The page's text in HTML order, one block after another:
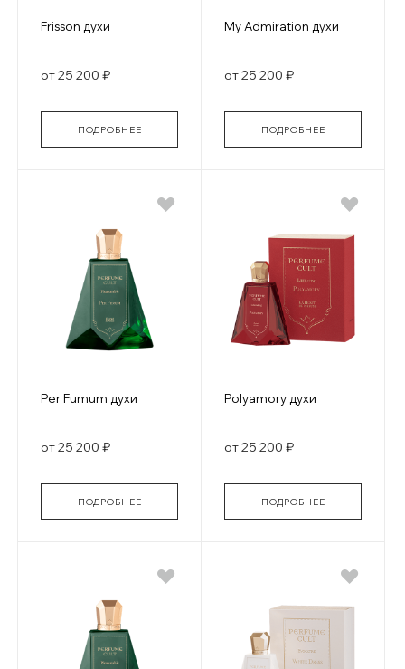
Frisson духи
от 25 200 ₽
ПОДРОБНЕЕ
My Admiration духи
от 25 200 ₽
ПОДРОБНЕЕ
Per Fumum духи
от 25 200 ₽
ПОДРОБНЕЕ
Polyamory духи
от 25 200 ₽
ПОДРОБНЕЕ